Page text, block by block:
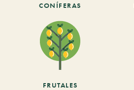
CONÍFERAS
FRUTALES